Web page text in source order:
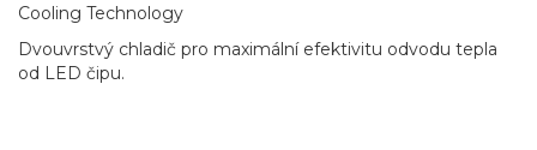
Cooling Technology
Dvouvrstvý chladič pro maximální efektivitu odvodu tepla
od LED čipu.